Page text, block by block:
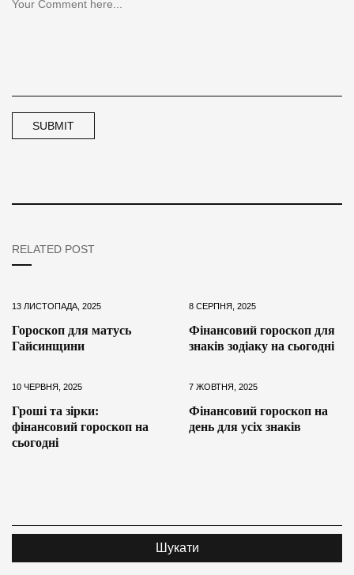
RELATED POST
13 ЛИСТОПАДА, 2025
Гороскоп для матусь
Гайсинщини
8 СЕРПНЯ, 2025
Фінансовий гороскоп для
знаків зодіаку на сьогодні
10 ЧЕРВНЯ, 2025
Гроші та зірки:
фінансовий гороскоп на
сьогодні
7 ЖОВТНЯ, 2025
Фінансовий гороскоп на
день для усіх знаків